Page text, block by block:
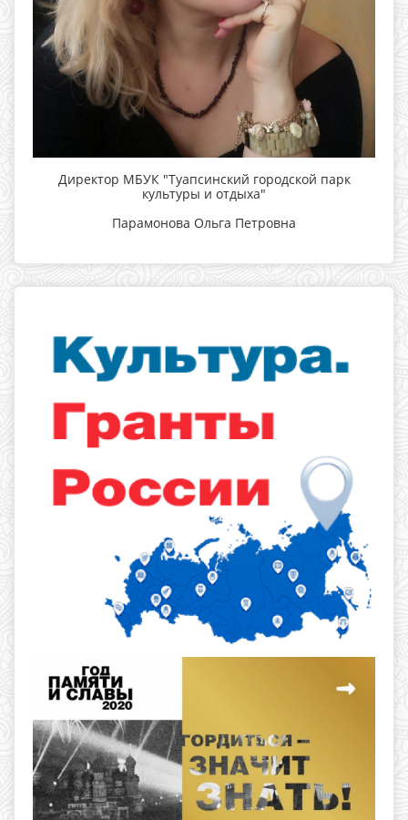
Директор МБУК "Туапсинский городской парк
культуры и отдыха"
Парамонова Ольга Петровна